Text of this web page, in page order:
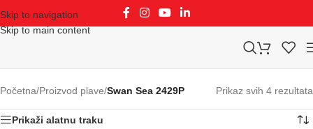
Skip to navigation
Skip to main content
Početna/Proizvod plave/Swan Sea 2429P Prikaz svih 4 rezultata
Prikaži alatnu traku